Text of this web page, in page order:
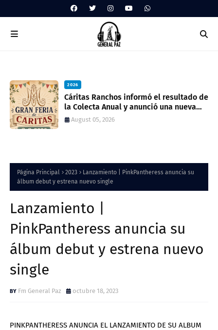
2026
Cáritas Ranchos informó el resultado de
la Colecta Anual y anunció una nueva
feria solidaria
August 05, 2026
Página Principal 2023
Lanzamiento | PinkPantheress anuncia su
álbum debut y estrena nuevo single
Lanzamiento |
PinkPantheress anuncia su
álbum debut y estrena nuevo
single
Fm General Paz octubre 18, 2023
PINKPANTHERESS ANUNCIA EL LANZAMIENTO DE SU ALBUM